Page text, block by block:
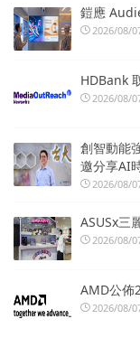
鎧應
2026/08/
HDBank
2026/08/
創智動能
邀分享AI
2026/08/
ASUSx三
2026/08/
AMD公佈
2026/08/